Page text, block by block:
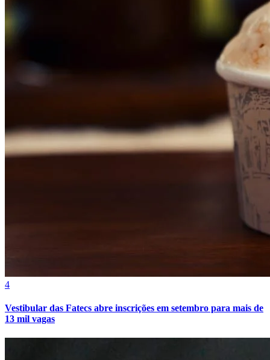
Athletico-PR
4
Vestibular das Fatecs abre inscrições em setembro para mais de
13 mil vagas